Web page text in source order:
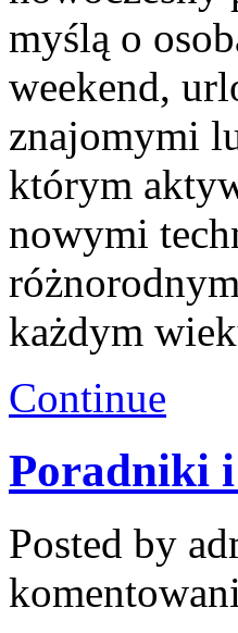
myślą o
weekend,
znajomymi
którym
nowymi
każdym
Continue
Poradniki
Posted by